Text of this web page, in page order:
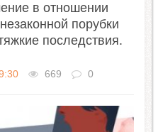
в отношении
порубки
последствия.
669 0